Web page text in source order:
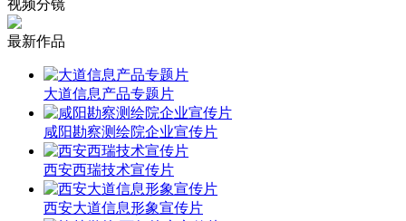
视频分镜
最新作品
大道信息产品专题片
咸阳勘察测绘院企业宣传片
西安西瑞技术宣传片
西安大道信息形象宣传片